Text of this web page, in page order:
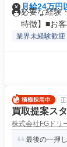
月給24万円
必要な経験
特徴】■お客
業界未経験歓迎
買取提案ス
株式会社FGドリ
最後の一押